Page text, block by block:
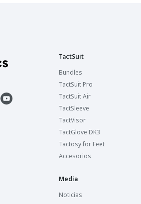
TactSuit
Bundles
TactSuit Pro
TactSuit Air
TactSleeve
TactVisor
TactGlove DK3
Tactosy for Feet
Accesorios
Media
Noticias